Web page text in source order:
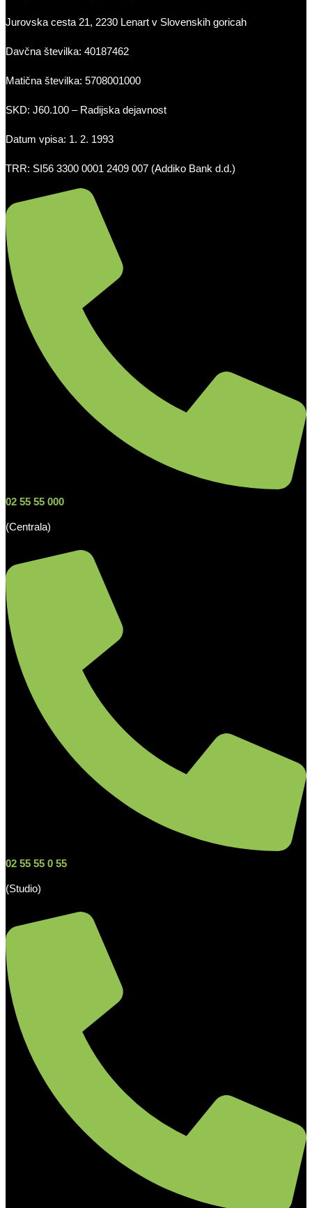
Jurovska cesta 21, 2230 Lenart v Slovenskih goricah
Davčna številka: 40187462
Matična številka: 5708001000
SKD: J60.100 – Radijska dejavnost
Datum vpisa: 1. 2. 1993
TRR: SI56 3300 0001 2409 007 (Addiko Bank d.d.)
02 55 55 000
(Centrala)
02 55 55 0 55
(Studio)